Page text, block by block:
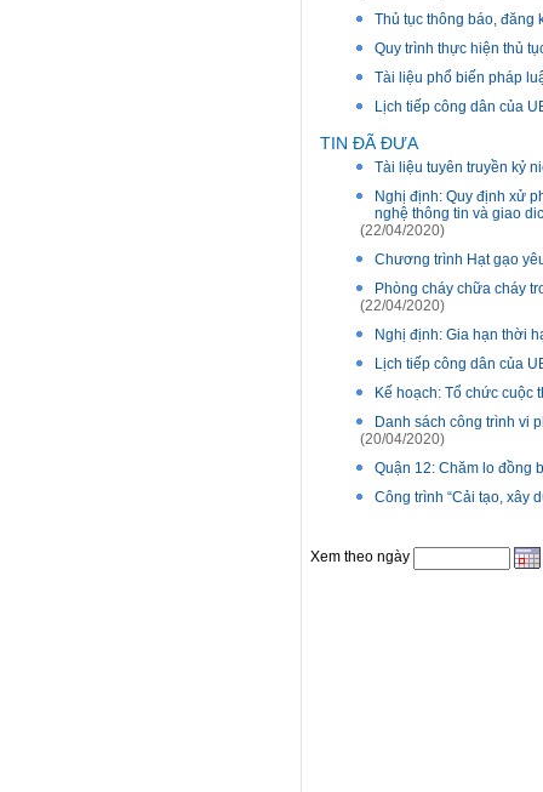
Thủ tục thông báo, đăng
Quy trình thực hiện thủ
Tài liệu phổ biến pháp
Lịch tiếp công dân của
TIN ĐÃ ĐƯA
Tài liệu tuyên truyền kỷ
Nghị định: Quy định xử
nghệ thông tin và giao
(22/04/2020)
Chương trình Hạt gạo
Phòng cháy chữa cháy
(22/04/2020)
Nghị định: Gia hạn thời
Lịch tiếp công dân của
Kế hoạch: Tổ chức cuộc
Danh sách công trình vi
(20/04/2020)
Quận 12: Chăm lo đồng
Công trình “Cải tạo, xây
Xem theo ngày